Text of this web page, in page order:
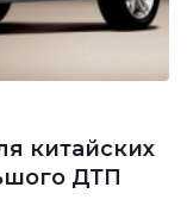
китайских
ДТП